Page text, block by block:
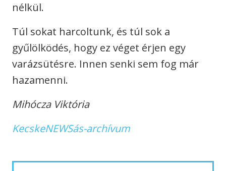
nélkül.
Túl sokat harcoltunk, és túl sok a
gyűlölködés, hogy ez véget érjen egy
varázsütésre. Innen senki sem fog már
hazamenni.
Mihócza Viktória
KecskeNEWSás-archívum